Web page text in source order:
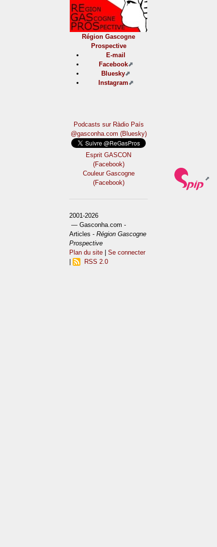
Région Gascogne
Prospective
E-mail
Facebook
Bluesky
Instagram
Podcasts sur Ràdio País
@gasconha.com (Bluesky)
Esprit GASCON
(Facebook)
Couleur Gascogne
(Facebook)
2001-2026
— Gasconha.com -
Articles -Région Gascogne
Prospective
Plan du site |Se connecter
RSS 2.0